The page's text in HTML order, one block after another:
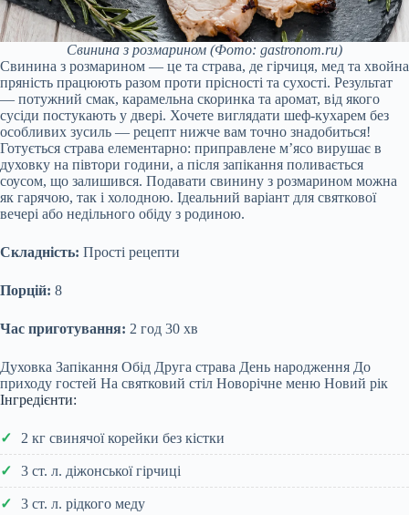
Свинина з розмарином (Фото: gastronom.ru)
Свинина з розмарином — це та страва, де гірчиця, мед та хвойна
пряність працюють разом проти прісності та сухості. Результат
— потужний смак, карамельна скоринка та аромат, від якого
сусіди постукають у двері. Хочете виглядати шеф-кухарем без
особливих зусиль — рецепт нижче вам точно знадобиться!
Готується страва елементарно: приправлене м’ясо вирушає в
духовку на півтори години, а після запікання поливається
соусом, що залишився. Подавати свинину з розмарином можна
як гарячою, так і холодною. Ідеальний варіант для святкової
вечері або недільного обіду з родиною.
Складність: Прості рецепти
Порцій: 8
Час приготування: 2 год 30 хв
Духовка Запікання Обід Друга страва День народження До
приходу гостей На святковий стіл Новорічне меню Новий рік
Інгредієнти:
2 кг свинячої корейки без кістки
3 ст. л. діжонської гірчиці
3 ст. л. рідкого меду